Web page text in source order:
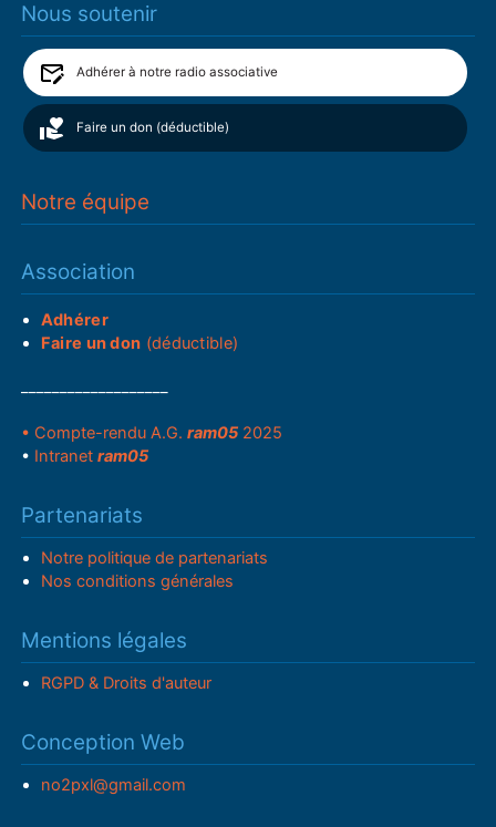
Nous soutenir
Adhérer à notre radio associative
Faire un don (déductible)
Notre équipe
Association
Adhérer
Faire un don (déductible)
• Compte-rendu A.G.ram05 2025
• Intranetram05
Partenariats
Notre politique de partenariats
Nos conditions générales
Mentions légales
RGPD & Droits d'auteur
Conception Web
no2pxl@gmail.com